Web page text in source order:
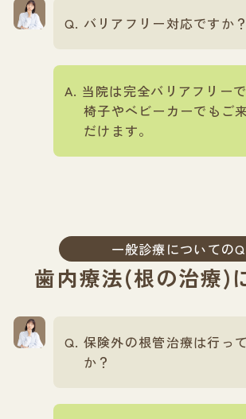
バリアフリー対応ですか？
当院は完全バリアフリー
椅子やベビーカーでもご
だけます。
一般診療についてのQ
歯内療法(根の治療)
保険外の根管治療は行っ
か？